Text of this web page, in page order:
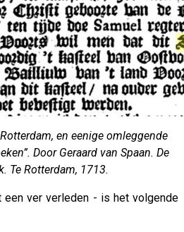
en eenige omleggende
Door Geraard van Spaan. De
Te Rotterdam, 1713.
ver verleden - is het volgende